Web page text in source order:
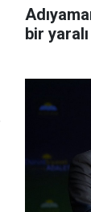
bir yaralı